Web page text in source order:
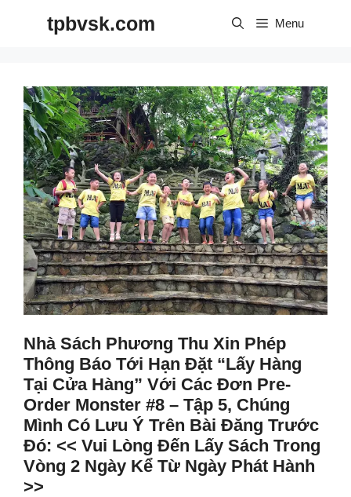
tpbvsk.com Menu
Nhà Sách Phương Thu Xin Phép
Thông Báo Tới Hạn Đặt “Lấy Hàng
Tại Cửa Hàng” Với Các Đơn Pre-
Order Monster #8 – Tập 5, Chúng
Mình Có Lưu Ý Trên Bài Đăng Trước
Đó: << Vui Lòng Đến Lấy Sách Trong
Vòng 2 Ngày Kể Từ Ngày Phát Hành
>>